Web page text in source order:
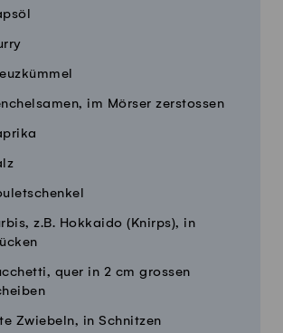
im Mörser zerstossen
z.B. Hokkaido (Knirps), in
quer in 2 cm grossen
Zwiebeln, in Schnitzen